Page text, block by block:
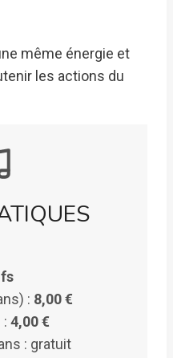
même énergie et
les actions du
: 8,00 €
4,00 €
: gratuit